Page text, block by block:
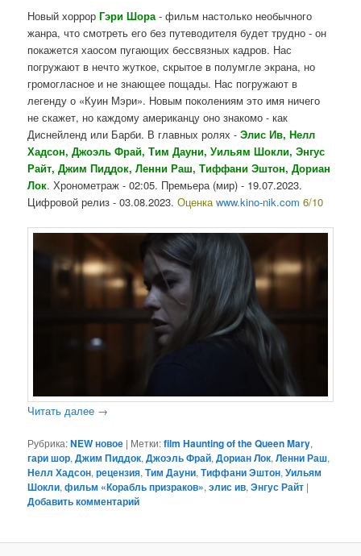
Новый хоррорГэри Шора- фильм настолько необычного
жанра, что смотреть его без путеводителя будет трудно - он
покажется хаосом пугающих бессвязных кадров. Нас
погружают в нечто жуткое, скрытое в полумгле экрана, но
громогласное и не знающее пощады. Нас погружают в
легенду о «Куин Мэри». Новым поколениям это имя ничего
не скажет, но каждому американцу оно знакомо - как
Диснейленд или Барби. В главных ролях -Элис Ив, Нелл
Хадсон, Джоэль Фрай, Тим Дауни, Уильям Шокли, Энгус
Райт, Джим Пиддок, Ленни Раш, Тиффани Эштон, Дориан
Лок. Хронометраж - 02:05. Премьера (мир) - 19.07.2023.
Цифровой релиз - 03.08.2023.Оценкаwww.kino-nik.com 6/10
Читать далее →
Рубрика:NEW новое | Метки:film Haunting of the Queen Mary,
гари шор,Джим Пиддок,Джоэль Фрай,Дориан Лок,Ленни Раш,
Нелл Хадсон,рецензия,Тим Дауни,Тиффани Эштон,Уильям
Шокли,фильм «Корабль призраков»,элис ив,Энгус Райт |
Добавить комментарий